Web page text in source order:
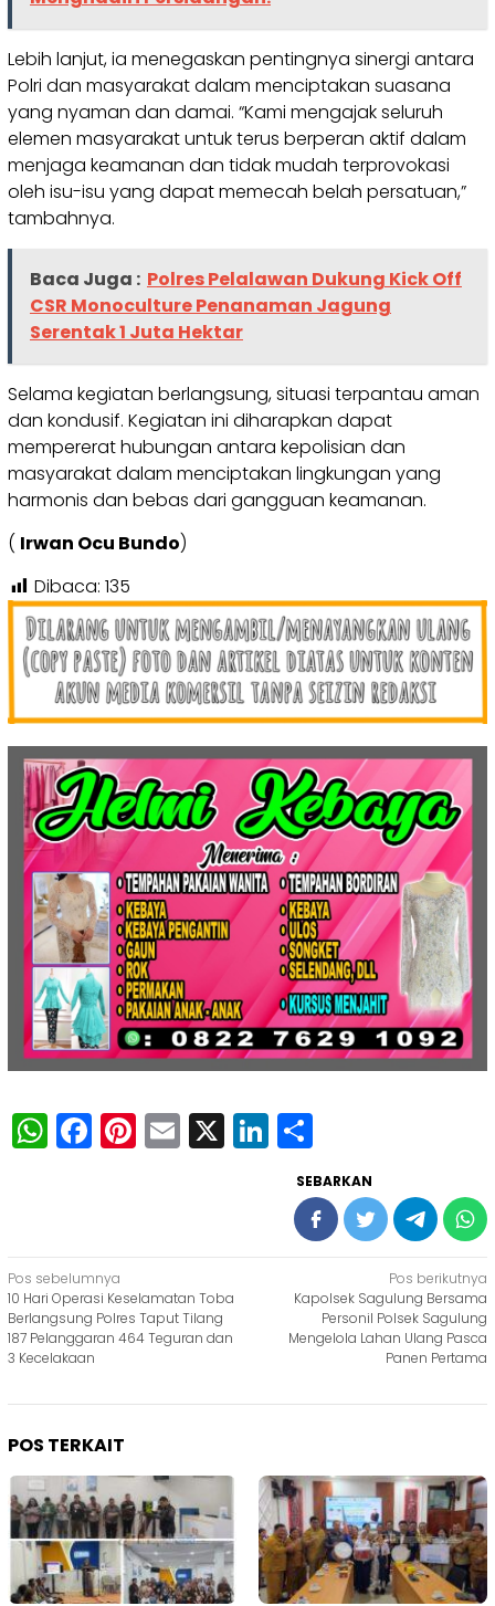
Lebih lanjut, ia menegaskan pentingnya sinergi antara
Polri dan masyarakat dalam menciptakan suasana
yang nyaman dan damai. “Kami mengajak seluruh
elemen masyarakat untuk terus berperan aktif dalam
menjaga keamanan dan tidak mudah terprovokasi
oleh isu-isu yang dapat memecah belah persatuan,”
tambahnya.
Baca Juga : Polres Pelalawan Dukung Kick Off
CSR Monoculture Penanaman Jagung
Serentak 1 Juta Hektar
Selama kegiatan berlangsung, situasi terpantau aman
dan kondusif. Kegiatan ini diharapkan dapat
mempererat hubungan antara kepolisian dan
masyarakat dalam menciptakan lingkungan yang
harmonis dan bebas dari gangguan keamanan.
( Irwan Ocu Bundo)
Dibaca: 135
WhatsApp
Facebook
Pinterest
Email
X LinkedIn
SEBARKAN
Navigasi
pos
Pos sebelumnya
10 Hari Operasi Keselamatan Toba
Berlangsung Polres Taput Tilang
187 Pelanggaran 464 Teguran dan
3 Kecelakaan
Pos berikutnya
Kapolsek Sagulung Bersama
Personil Polsek Sagulung
Mengelola Lahan Ulang Pasca
Panen Pertama
POS TERKAIT